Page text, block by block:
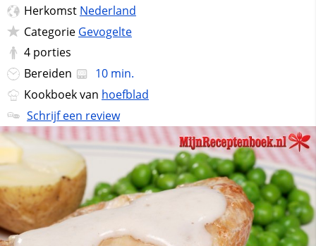
Herkomst Nederland
Categorie Gevogelte
4 porties
Bereiden
10 min.
Kookboek van hoefblad
Schrijf een review